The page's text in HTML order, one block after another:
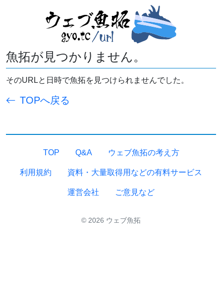
魚拓が見つかりません。
そのURLと日時で魚拓を見つけられませんでした。
TOPへ戻る
TOP Q&A ウェブ魚拓の考え方
利用規約 資料・大量取得用などの有料サービス
運営会社 ご意見など
© 2026 ウェブ魚拓